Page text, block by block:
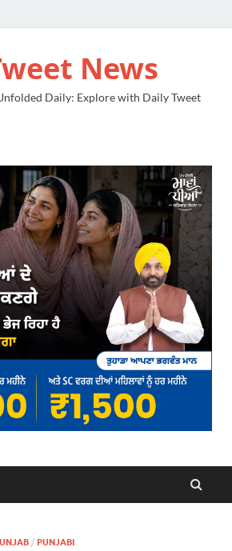
News
Daily: Explore with Daily Tweet
/ PUNJABI